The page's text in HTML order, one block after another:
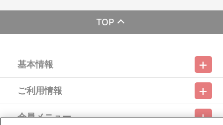
※本商品は準備数に限りがございます。準備数に達した場合、
早期にご注文の受付を終了させて頂くことがございます。
て見える場合がございます。
※商品画像はイメージです。実際の商品仕様が異なる場合がご
ざいます。あらかじめご了承ください。
※本商品は、2019年10月1日以降の発売のため、消費税率が
10%となっております。
※本商品の価格には、送料660円（税込）を含んでおります。
※すでにご注文しているかのご確認には、「マイページ」
→「ご注文履歴」にてご確認いただけます。
TOP
基本情報
利用規約 特定商取引法に基づく表示
ご利用情報
ご利用ガイド サイトマップ お問い合わせ 推奨環境
会員メニュー